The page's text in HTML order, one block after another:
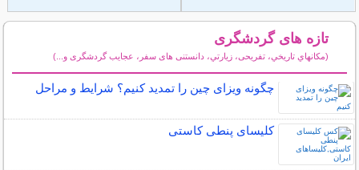
تازه های گردشگری
(مكانهاي تاريخي، تفریحی، زيارتي، دانستنی های سفر، عجایب گردشگری و...)
چگونه ویزای چین را تمدید کنیم؟ شرایط و مراحل
کلیسای پنطی کاستی